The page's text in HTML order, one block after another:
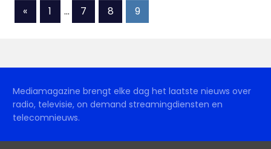
Berichten
«Vorige
berichten
1 … 7 8 9
Mediamagazine brengt elke dag het laatste nieuws over
radio, televisie, on demand streamingdiensten en
telecomnieuws.